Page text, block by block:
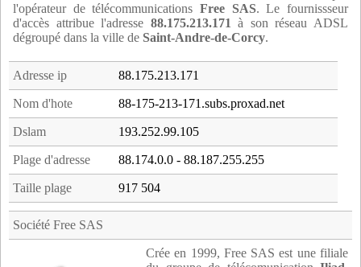
l'opérateur de télécommunications Free SAS. Le fournissseur
d'accès attribue l'adresse 88.175.213.171 à son réseau ADSL
dégroupé dans la ville de Saint-Andre-de-Corcy.
Adresse ip 88.175.213.171
Nom d'hote 88-175-213-171.subs.proxad.net
Dslam 193.252.99.105
Plage d'adresse 88.174.0.0 - 88.187.255.255
Taille plage 917 504
Société Free SAS
Crée en 1999, Free SAS est une filiale